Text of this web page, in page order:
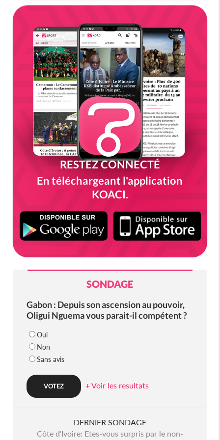
RESTEZ CONNECTÉ
En téléchargeant l'application
KOACI.
SONDAGE
Gabon : Depuis son ascension au pouvoir,
Oligui Nguema vous parait-il compétent ?
Oui
Non
Sans avis
+ Voir les resultats
DERNIER SONDAGE
Côte d'Ivoire: Etes-vous surpris par le non-